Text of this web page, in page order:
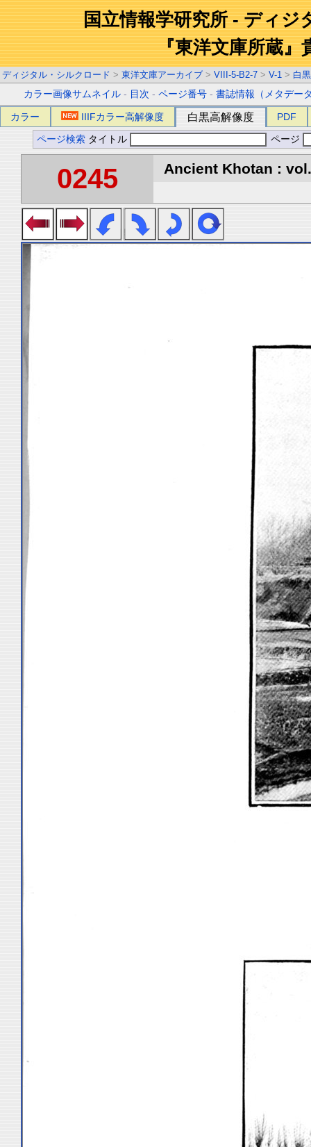
国立情報学研究所 - ディジ
『東洋文庫所蔵』
ディジタル・シルクロード > 東洋文庫アーカイブ > VIII-5-B2-7 > V-1 > 白
カラー画像サムネイル - 目次 -ページ番号 -書誌情報（メタデー
カラー IIIFカラー高解像度 白黒高解像度 PDF
ページ検索 タイトル ページ
0245 Ancient Khotan :